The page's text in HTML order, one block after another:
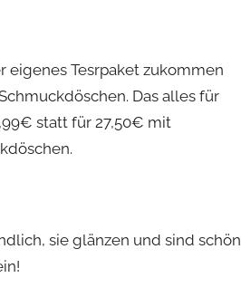
eigenes Tesrpaket zukommen
Das alles für
statt für 27,50€ mit
sie glänzen und sind schön